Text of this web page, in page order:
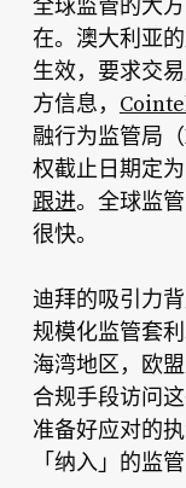
全球监管的大
在。澳大利亚
生效，要求交
方信息，
融行为监管局
权截止日期定为
跟进。全球监
很快。
迪拜的吸引力
规模化监管套
海湾地区，欧
合规手段访问
准备好应对的
「纳入」的监